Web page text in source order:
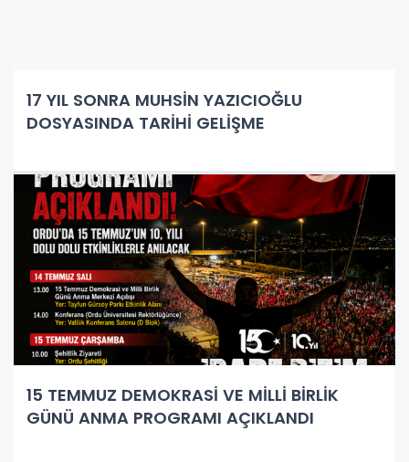
17 YIL SONRA MUHSİN YAZICIOĞLU
DOSYASINDA TARİHİ GELİŞME
15 TEMMUZ DEMOKRASİ VE MİLLİ BİRLİK
GÜNÜ ANMA PROGRAMI AÇIKLANDI